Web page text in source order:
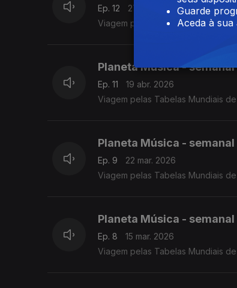
Ep. 12
27 abr. 2026
Viagem pelas Tabelas Mundiais de
Planeta Música - semanal
Ep. 11
19 abr. 2026
Viagem pelas Tabelas Mundiais de
Planeta Música - semanal
Ep. 9
22 mar. 2026
Viagem pelas Tabelas Mundiais
Planeta Música - semanal
Ep. 8
15 mar. 2026
Viagem pelas Tabelas Mundiais
Guarde
Aceda à sua